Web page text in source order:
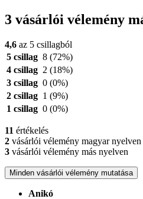
3 vásárlói vélemény
4,6 az 5 csillagból
5 csillag 8 (72%)
4 csillag 2 (18%)
3 csillag 0 (0%)
2 csillag 1 (9%)
1 csillag 0 (0%)
11 értékelés
2 vásárlói vélemény magyar nyelven
3 vásárlói vélemény más nyelven
Minden vásárlói vélemény mutatása
Anikó